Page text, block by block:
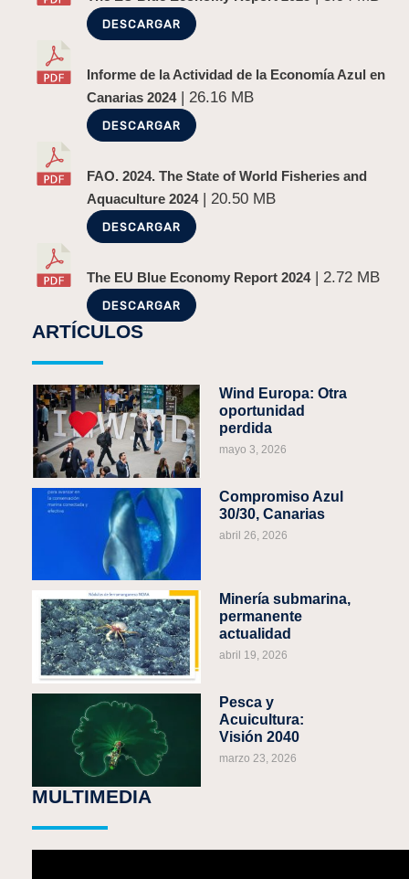
DESCARGAR
Informe de la Actividad de la Economía Azul en
Canarias 2024| 26.16 MB
DESCARGAR
FAO. 2024. The State of World Fisheries and
Aquaculture 2024| 20.50 MB
DESCARGAR
The EU Blue Economy Report 2024| 2.72 MB
DESCARGAR
ARTÍCULOS
Wind Europa: Otra
oportunidad
perdida
mayo 3, 2026
Compromiso Azul
30/30, Canarias
abril 26, 2026
Minería submarina,
permanente
actualidad
abril 19, 2026
Pesca y
Acuicultura:
Visión 2040
marzo 23, 2026
MULTIMEDIA